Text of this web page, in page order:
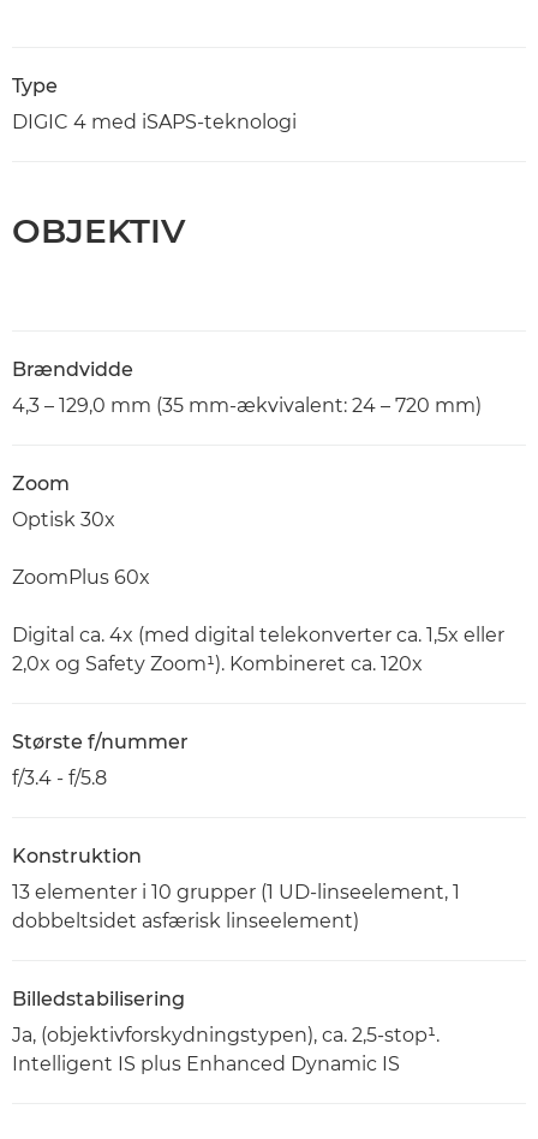
Type
DIGIC 4 med iSAPS-teknologi
OBJEKTIV
Brændvidde
4,3 – 129,0 mm (35 mm-ækvivalent: 24 – 720 mm)
Zoom
Optisk 30x
ZoomPlus 60x
Digital ca. 4x (med digital telekonverter ca. 1,5x eller
2,0x og Safety Zoom¹). Kombineret ca. 120x
Største f/nummer
f/3.4 - f/5.8
Konstruktion
13 elementer i 10 grupper (1 UD-linseelement, 1
dobbeltsidet asfærisk linseelement)
Billedstabilisering
Ja, (objektivforskydningstypen), ca. 2,5-stop¹.
Intelligent IS plus Enhanced Dynamic IS